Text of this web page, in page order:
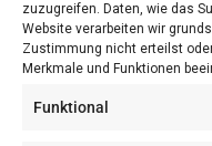
zuzugreifen. Daten, wie das
Website verarbeiten wir
Zustimmung nicht erteilst
Merkmale und Funktionen
Funktional